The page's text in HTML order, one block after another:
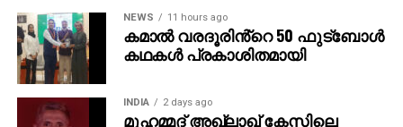
NEWS 11 hours ago
കമാൽ വരദൂരിൻ്റെ 50 ഫുട്ബോൾ
കഥകൾ പ്രകാശിതമായി
INDIA 2 days ago
മുഹമ്മദ് അഖ്‌ലാഖ് കേസിലെ